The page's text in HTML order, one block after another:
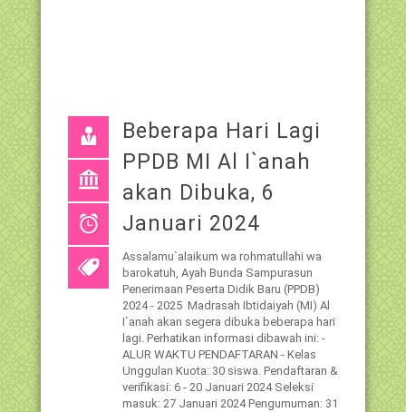
Beberapa Hari Lagi
PPDB MI Al I`anah
akan Dibuka, 6
Januari 2024
Assalamu`alaikum wa rohmatullahi wa
barokatuh, Ayah Bunda Sampurasun
Penerimaan Peserta Didik Baru (PPDB)
2024 - 2025 Madrasah Ibtidaiyah (MI) Al
I`anah akan segera dibuka beberapa hari
lagi. Perhatikan informasi dibawah ini: -
ALUR WAKTU PENDAFTARAN - Kelas
Unggulan Kuota: 30 siswa. Pendaftaran &
verifikasi: 6 - 20 Januari 2024 Seleksi
masuk: 27 Januari 2024 Pengumuman: 31